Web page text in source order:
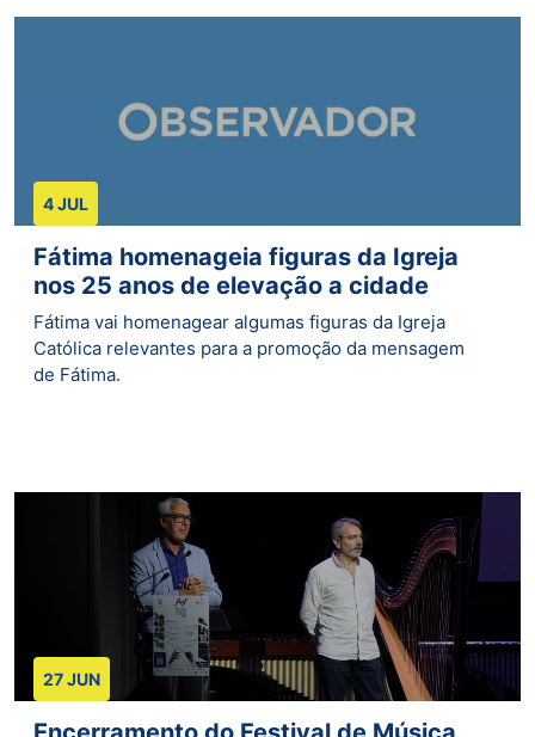
4 JUL
Fátima homenageia figuras da Igreja
nos 25 anos de elevação a cidade
Fátima vai homenagear algumas figuras da Igreja
Católica relevantes para a promoção da mensagem
de Fátima.
27 JUN